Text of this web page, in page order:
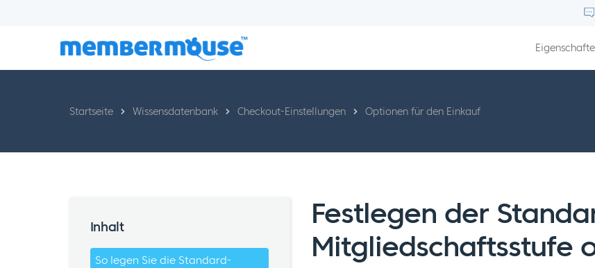
Startseite Wissensdatenbank Checkout-Einstellungen Optionen für den Einkauf
Festlegen der
Mitgliedschaftsstufe
Inhalt
So legen Sie die Standard-